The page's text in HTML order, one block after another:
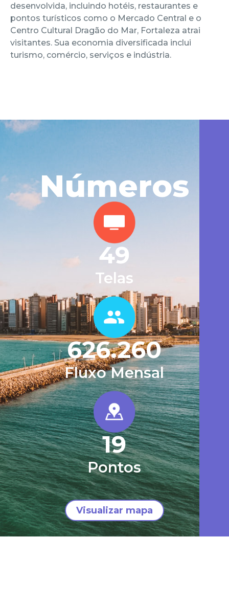
desenvolvida, incluindo hotéis, restaurantes e
pontos turísticos como o Mercado Central e o
Centro Cultural Dragão do Mar, Fortaleza atrai
visitantes. Sua economia diversificada inclui
turismo, comércio, serviços e indústria.
Números
49
Telas
626.260
Fluxo Mensal
19
Pontos
Visualizar mapa